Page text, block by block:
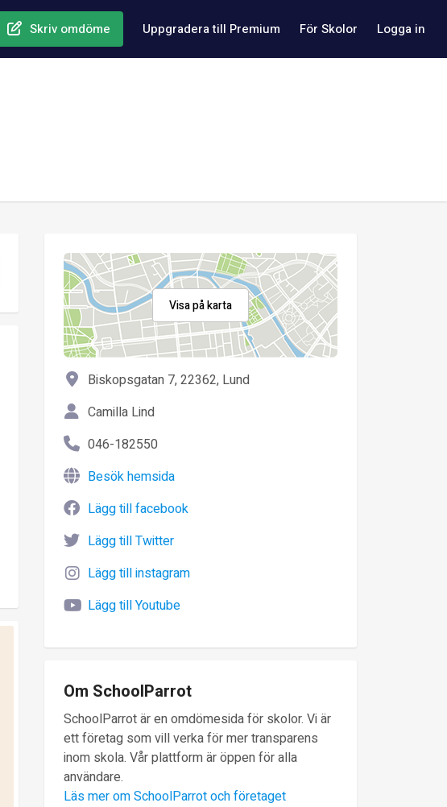
Skriv omdöme Uppgradera till Premium För Skolor Logga in
Visa på karta
Biskopsgatan 7, 22362, Lund
Camilla Lind
046-182550
Besök hemsida
Lägg till facebook
Lägg till Twitter
Lägg till instagram
Lägg till Youtube
Om SchoolParrot
SchoolParrot är en omdömesida för skolor. Vi är
ett företag som vill verka för mer transparens
inom skola. Vår plattform är öppen för alla
användare.
Läs mer om SchoolParrot och företaget